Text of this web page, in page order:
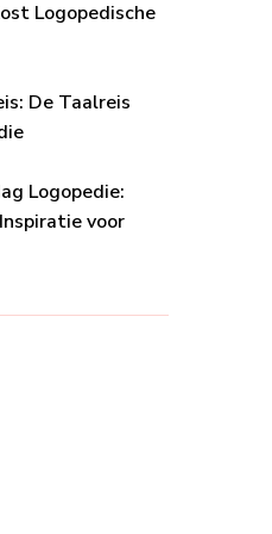
Logopedische
De Taalreis
Logopedie:
voor